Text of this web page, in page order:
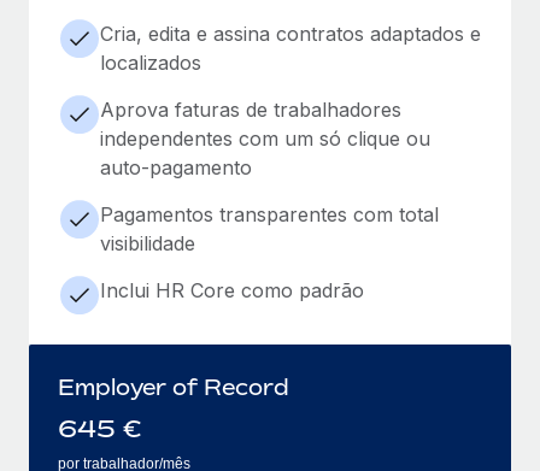
Cria, edita e assina contratos adaptados e
localizados
Aprova faturas de trabalhadores
independentes com um só clique ou
auto-pagamento
Pagamentos transparentes com total
visibilidade
Inclui HR Core como padrão
Employer of Record
645 €
por trabalhador/mês